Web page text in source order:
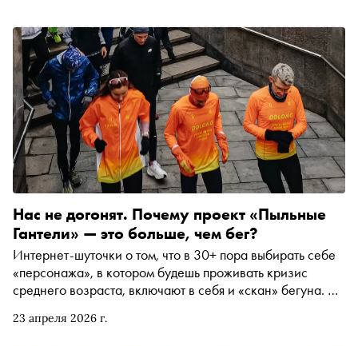
23 апреля 2026 г.
Нас не догонят. Почему проект «Пыльные
Гантели» — это больше, чем бег?
Интернет-шуточки о том, что в 30+ пора выбирать себе
«персонажа», в котором будешь проживать кризис
среднего возраста, включают в себя и «скан» бегуна. Но
Это история не столько про свободу и желание